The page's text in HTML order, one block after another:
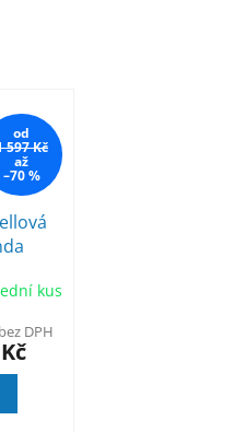
od
597 Kč
až
–70 %
kus
DPH